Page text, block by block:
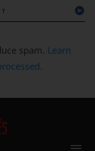
spam. Learn